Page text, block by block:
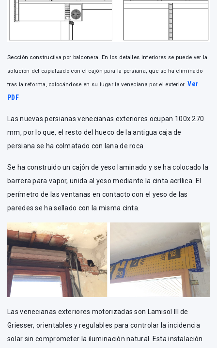
Sección constructiva por balconera. En los detalles inferiores se puede ver la
solución del capialzado con el cajón para la persiana, que se ha eliminado
tras la reforma, colocándose en su lugar la veneciana por el exterior. Ver
PDF
Las nuevas persianas venecianas exteriores ocupan 100x 270
mm, por lo que, el resto del hueco de la antigua caja de
persiana se ha colmatado con lana de roca.
Se ha construido un cajón de yeso laminado y se ha colocado la
barrera para vapor, unida al yeso mediante la cinta acrílica. El
perímetro de las ventanas en contacto con el yeso de las
paredes se ha sellado con la misma cinta.
Las venecianas exteriores motorizadas son Lamisol III de
Griesser, orientables y regulables para controlar la incidencia
solar sin comprometer la iluminación natural. Esta instalación